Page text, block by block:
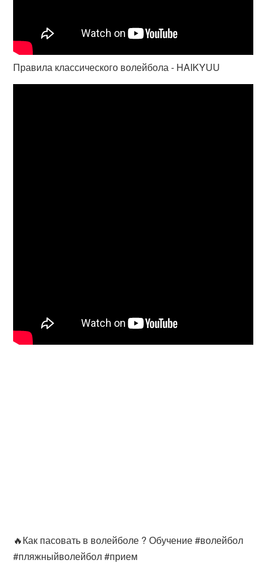
Правила классического волейбола - HAIKYUU
🔥Как пасовать в волейболе ? Обучение #волейбол
#пляжныйволейбол #прием